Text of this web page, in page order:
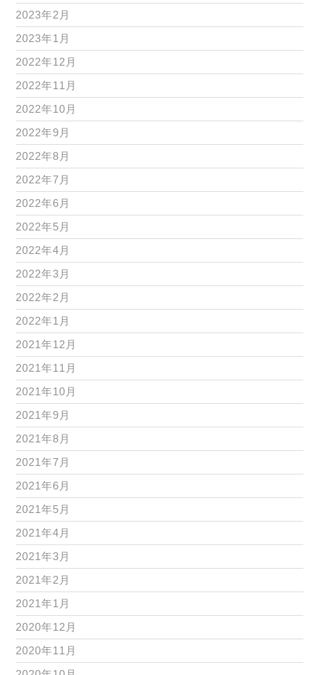
2023年2月
2023年1月
2022年12月
2022年11月
2022年10月
2022年9月
2022年8月
2022年7月
2022年6月
2022年5月
2022年4月
2022年3月
2022年2月
2022年1月
2021年12月
2021年11月
2021年10月
2021年9月
2021年8月
2021年7月
2021年6月
2021年5月
2021年4月
2021年3月
2021年2月
2021年1月
2020年12月
2020年11月